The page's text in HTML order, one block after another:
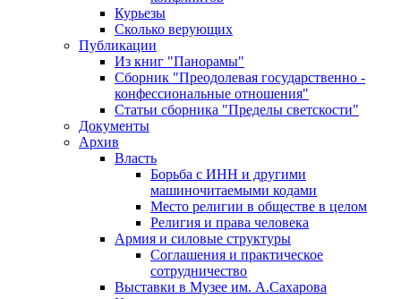
Курьезы
Сколько верующих
Публикации
Из книг "Панорамы"
Сборник "Преодолевая государственно -
конфессиональные отношения"
Статьи сборника "Пределы светскости"
Документы
Архив
Власть
Борьба с ИНН и другими
машиночитаемыми кодами
Место религии в обществе в целом
Религия и права человека
Армия и силовые структуры
Соглашения и практическое
сотрудничество
Выставки в Музее им. А.Сахарова